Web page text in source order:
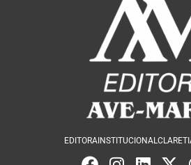
EDITORA INSTITUCIONAL